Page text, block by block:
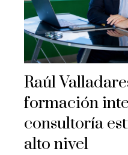
Raúl
formación
consultoría
alto nivel